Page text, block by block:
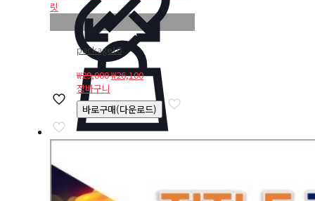
package10
₩29,000원
가
격:
₩29,000.
₩26,100현
가
격:
₩26,100.
장바구니
바로구매(다운로드)